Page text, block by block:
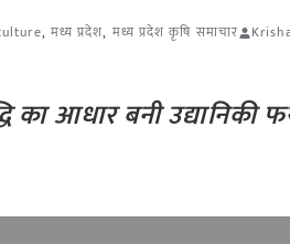
, मध्य प्रदेश, मध्य प्रदेश कृषि समाचार
का आधार बनी उद्यानिकी